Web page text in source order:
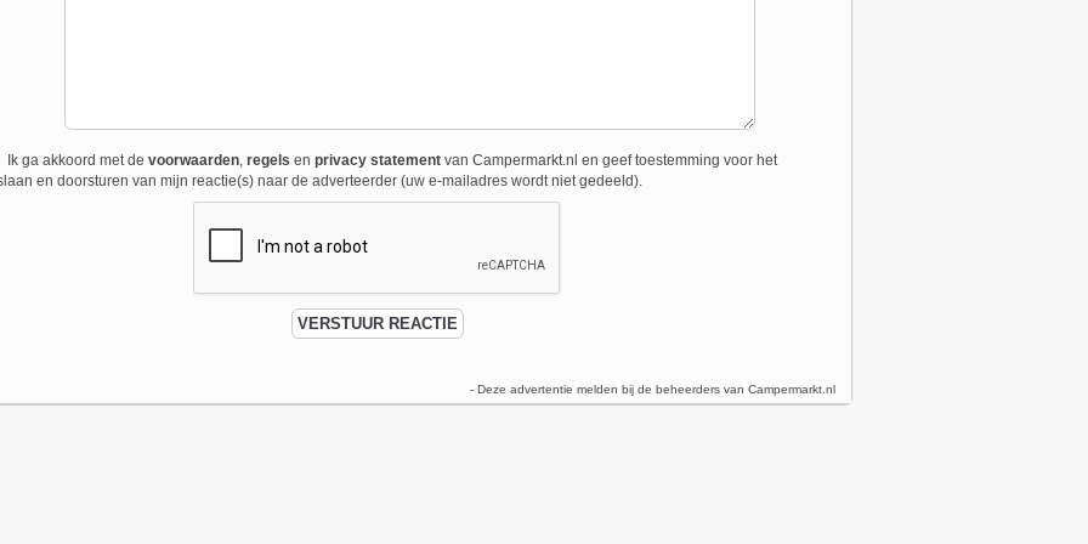
Ik ga akkoord met de voorwaarden, regels en privacy statementvan Campermarkt.nl en geef toestemming voor het
en doorsturen van mijn reactie(s) naar de adverteerder (uw e-mailadres wordt niet gedeeld).
- Deze advertentie melden bij de beheerders van Campermarkt.nl